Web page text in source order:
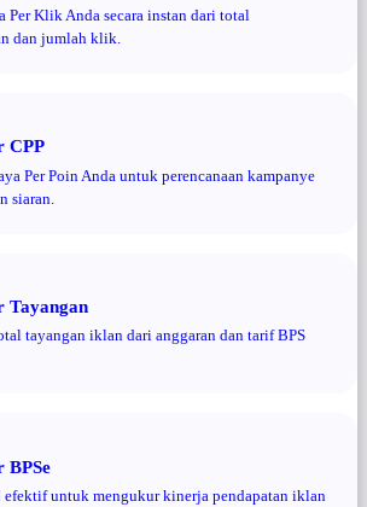
Per Klik Anda secara instan dari total
dan jumlah klik.
CPP
Per Poin Anda untuk perencanaan kampanye
siaran.
Tayangan
tayangan iklan dari anggaran dan tarif BPS
BPSe
untuk mengukur kinerja pendapatan iklan